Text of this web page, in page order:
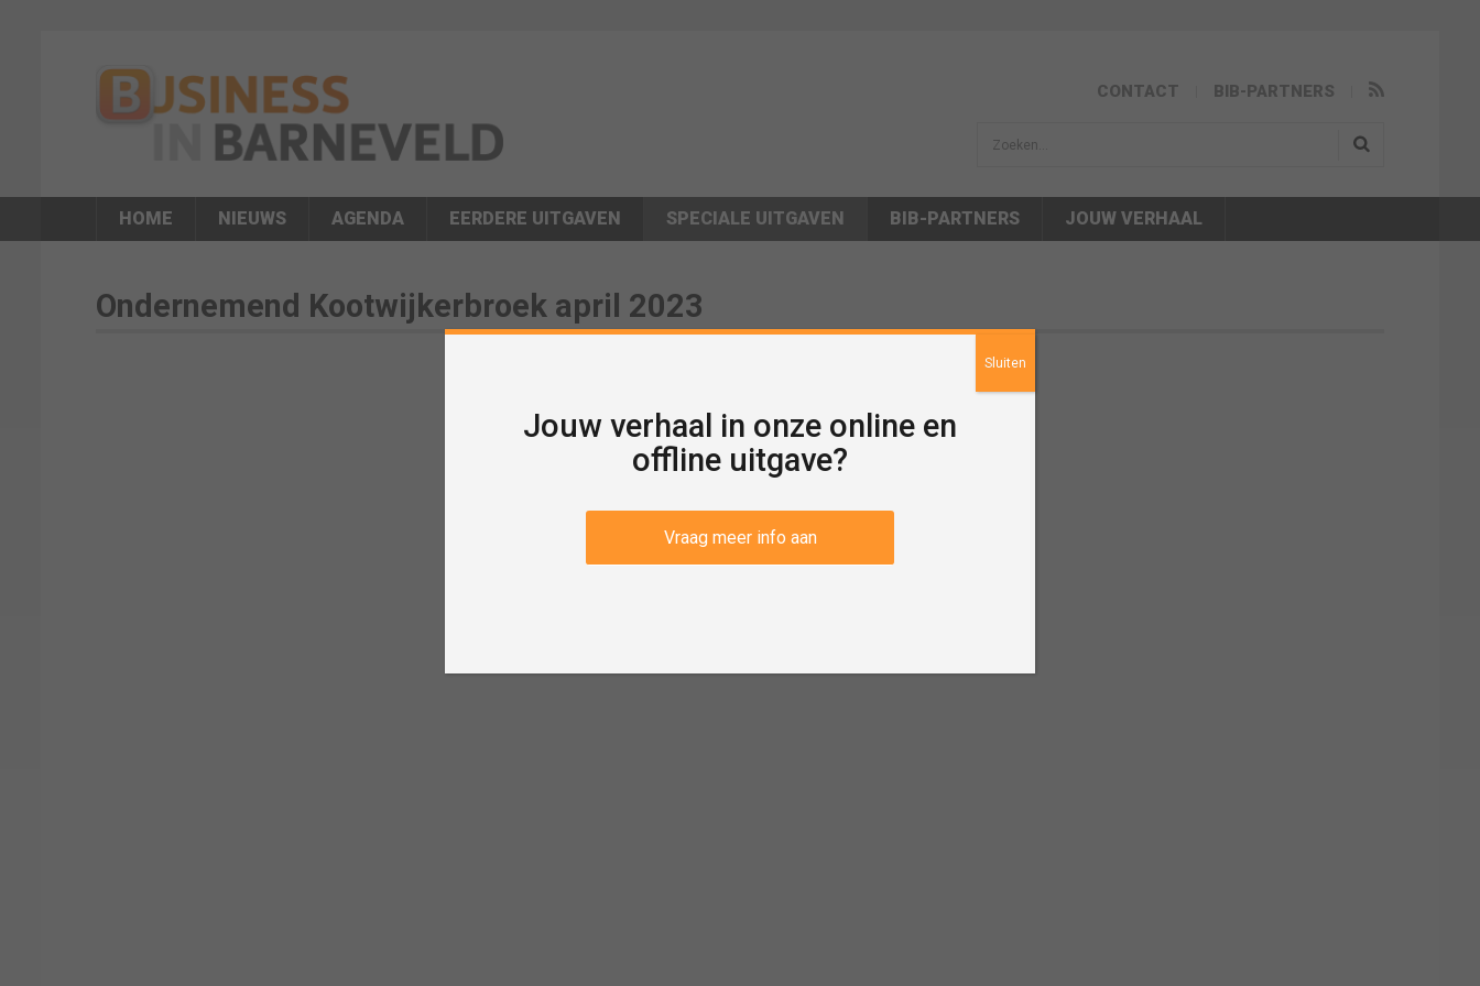
CONTACT BIB-PARTNERS
sisea.search
HOME NIEUWS AGENDA EERDERE UITGAVEN SPECIALE UITGAVEN BIB-PARTNERS JOUW VERHAAL
Ondernemend Kootwijkerbroek april 2023
Jouw verhaal in onze online en
offline uitgave?
Vraag meer info aan
Sluiten